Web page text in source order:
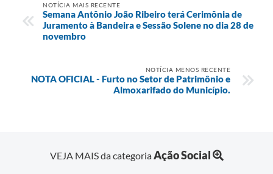
NOTÍCIA MAIS RECENTE
Semana Antônio João Ribeiro terá Cerimônia de
Juramento à Bandeira e Sessão Solene no dia 28 de
novembro
NOTÍCIA MENOS RECENTE
NOTA OFICIAL - Furto no Setor de Patrimônio e
Almoxarifado do Município.
VEJA MAIS da categoriaAção Social